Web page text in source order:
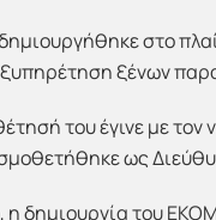
στο
ξένων
του έγινε με τον
ως
η δημιουργία του